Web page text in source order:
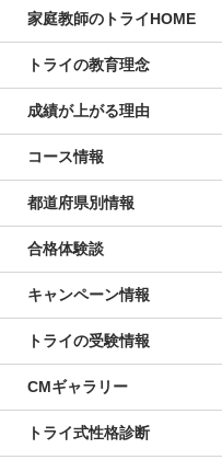
家庭教師のトライHOME
トライの教育理念
成績が上がる理由
コース情報
都道府県別情報
合格体験談
キャンペーン情報
トライの受験情報
CMギャラリー
トライ式性格診断